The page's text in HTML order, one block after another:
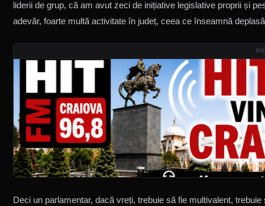
liderii de grup, că am avut zeci de inițiative legislative proprii și
adevăr, foarte multă activitate în județ, ceea ce înseamnă
Deci un parlamentar, dacă vreți, trebuie să fie multivalent,